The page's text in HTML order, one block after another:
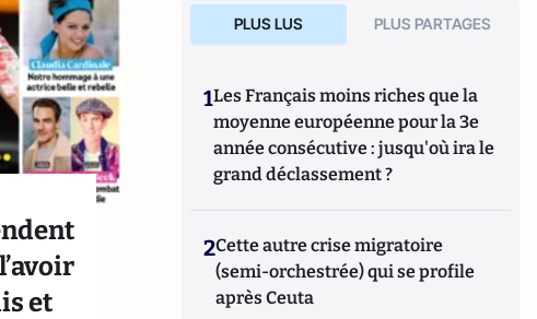
et
PLUS LUS PLUS PARTAGES
1Les Français moins riches que la
moyenne européenne pour la 3e
année consécutive : jusqu'où ira le
grand déclassement ?
2Cette autre crise migratoire
(semi-orchestrée) qui se profile
après Ceuta